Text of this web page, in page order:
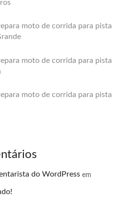
moto de corrida para pista
moto de corrida para pista
moto de corrida para pista
do WordPress em